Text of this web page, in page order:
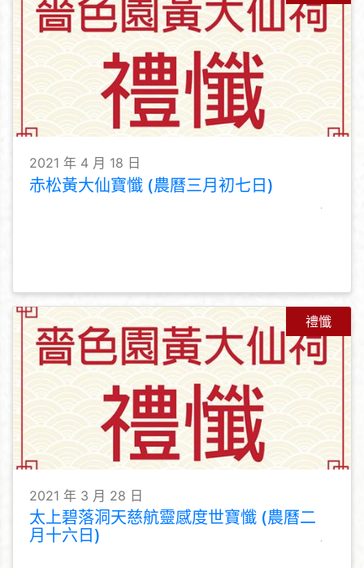
2021 年 4 月 18 日
赤松黃大仙寶懺 (農曆三月初七日)
禮懺
2021 年 3 月 28 日
太上碧落洞天慈航靈感度世寶懺 (農曆二
月十六日)